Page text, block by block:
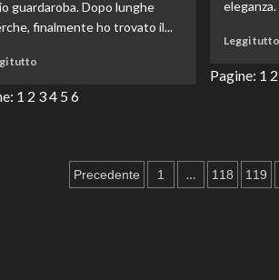
guardaroba. Dopo lunghe
finalmente ho trovato il...
tuttoLeggi
più
jumpsuit
1 2 34 5 6
Leggi tutto
Pagine: 1 2
Paginazione
Precedente 1 … 118 119